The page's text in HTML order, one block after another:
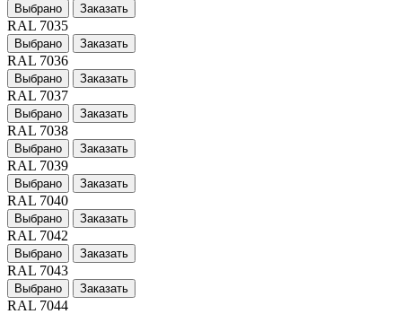
Выбрано Заказать
RAL 7035
Выбрано Заказать
RAL 7036
Выбрано Заказать
RAL 7037
Выбрано Заказать
RAL 7038
Выбрано Заказать
RAL 7039
Выбрано Заказать
RAL 7040
Выбрано Заказать
RAL 7042
Выбрано Заказать
RAL 7043
Выбрано Заказать
RAL 7044